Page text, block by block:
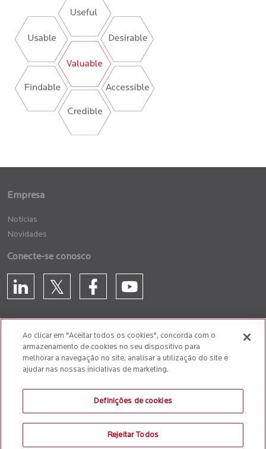
Empresa
Notícias
Novidades
Conecte-se conosco
GLASSDOOR
Política de Denúncia de Atos Ilícito
Anti-Slavery and Human Trafficking Policy
Ao clicar em "Aceitar todos os cookies", concorda com o
armazenamento de cookies no seu dispositivo para
melhorar a navegação no site, analisar a utilização do site e
ajudar nas nossas iniciativas de marketing.
Definições de cookies
Rejeitar Todos